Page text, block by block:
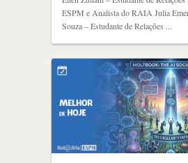
ESPM e Analista do RAIA Julia
Souza – Estudante de Relações ...